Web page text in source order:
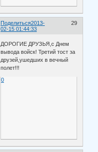
Поделиться 29
2013-
02-15 01:44:33
ДОРОГИЕ ДРУЗЬЯ,с Днем
вывода войск! Третий тост за
друзей,ушедших в вечный
полет!!!
0